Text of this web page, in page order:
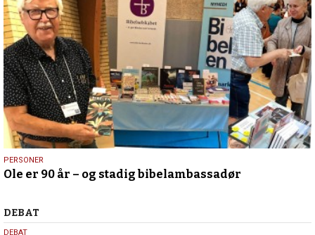
12.
juli
PERSONER
Ole er 90 år – og stadig bibelambassadør
Debat
DEBAT
DEBAT